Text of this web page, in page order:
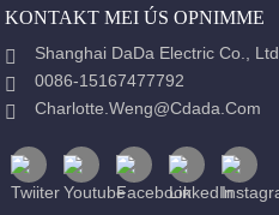
KONTAKT MEI ÚS OPNIMME
Shanghai DaDa Electric Co., Ltd.
0086-15167477792
Charlotte.weng@cdada.com